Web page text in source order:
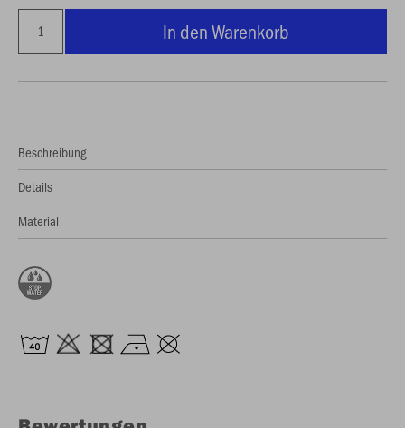
In den Warenkorb
Beschreibung
Details
Material